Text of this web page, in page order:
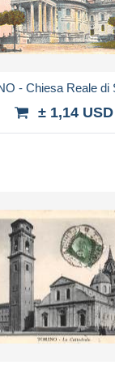
- Chiesa Reale di
± 1,14 USD